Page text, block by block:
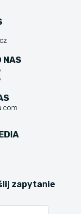
NAS
zapytanie